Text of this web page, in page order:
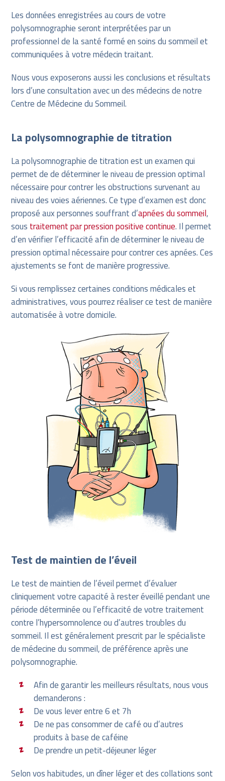
Les données enregistrées au cours de votre
polysomnographie seront interprétées par un
professionnel de la santé formé en soins du sommeil et
communiquées à votre médecin traitant.
Nous vous exposerons aussi les conclusions et résultats
lors d’une consultation avec un des médecins de notre
Centre de Médecine du Sommeil.
La polysomnographie de titration
La polysomnographie de titration est un examen qui
permet de de déterminer le niveau de pression optimal
nécessaire pour contrer les obstructions survenant au
niveau des voies aériennes. Ce type d’examen est donc
proposé aux personnes souffrant d’apnées du sommeil,
sous traitement par pression positive continue. Il permet
d’en vérifier l’efficacité afin de déterminer le niveau de
pression optimal nécessaire pour contrer ces apnées. Ces
ajustements se font de manière progressive.
Si vous remplissez certaines conditions médicales et
administratives, vous pourrez réaliser ce test de manière
automatisée à votre domicile.
Test de maintien de l’éveil
Le test de maintien de l’éveil permet d’évaluer
cliniquement votre capacité à rester éveillé pendant une
période déterminée ou l’efficacité de votre traitement
contre l’hypersomnolence ou d’autres troubles du
sommeil. Il est généralement prescrit par le spécialiste
de médecine du sommeil, de préférence après une
polysomnographie.
Afin de garantir les meilleurs résultats, nous vous
demanderons :
De vous lever entre 6 et 7h
De ne pas consommer de café ou d’autres
produits à base de caféine
De prendre un petit-déjeuner léger
Selon vos habitudes, un dîner léger et des collations sont